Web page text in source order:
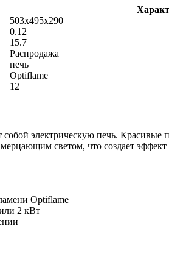
503x495x290
0.12
15.7
Распродажа
печь
Optiflame
12
собой электрическую печь. Красивые
светом, что создает
Optiflame
2 кВт